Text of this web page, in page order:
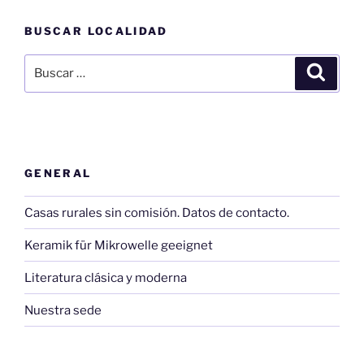
BUSCAR LOCALIDAD
por:
GENERAL
Casas rurales sin comisión. Datos de contacto.
Keramik für Mikrowelle geeignet
Literatura clásica y moderna
Nuestra sede